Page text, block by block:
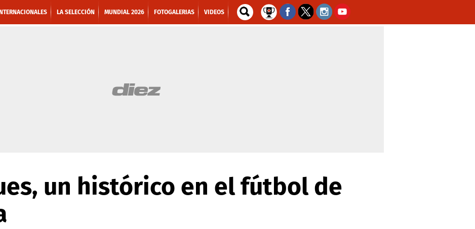
INTERNACIONALES LA SELECCIÓN MUNDIAL 2026 FOTOGALERIAS VIDEOS
un histórico en el fútbol de